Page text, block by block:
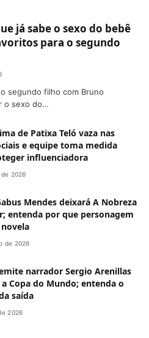
já sabe o sexo do bebê
para o segundo
segundo filho com Bruno
o sexo do…
de Patixa Teló vaza nas
e equipe toma medida
influenciadora
2026
Mendes deixará A Nobreza
entenda por que personagem
de 2026
narrador Sergio Arenillas
Copa do Mundo; entenda o
saída
2026